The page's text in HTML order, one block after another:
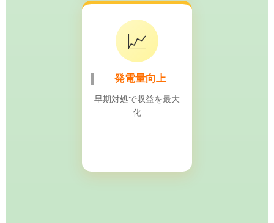
📈
発電量向上
早期対処で収益を最大
化